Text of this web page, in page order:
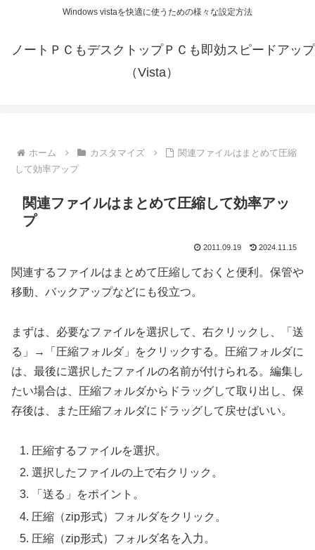
Windows vistaを快適に使うための様々な設定方法
ノートＰＣもデスクトップＰＣも即効スピードアップ
（Vista）
ホーム カスタマイズ
関連ファイルはまとめて圧縮
して効率アップ
関連ファイルはまとめて圧縮して効率アッ
プ
2011.09.19 2024.11.15
関連するファイルはまとめて圧縮しておくと便利。保管や
移動、バックアップなどにも役立つ。
まずは、必要なファイルを選択して、右クリックし、「送
る」→「圧縮フォルダ」をクリックする。圧縮フォルダに
は、最後に選択したファイルの名前が付けられる。編集し
たい場合は、圧縮フォルダからドラッグして取り出し、保
存後は、また圧縮フォルダにドラッグして戻せばいい。
圧縮するファイルを選択。
選択したファイルの上で右クリック。
「送る」をポイント。
圧縮（zip形式）フォルダをクリック。
圧縮（zip形式）フォルダ名を入力。